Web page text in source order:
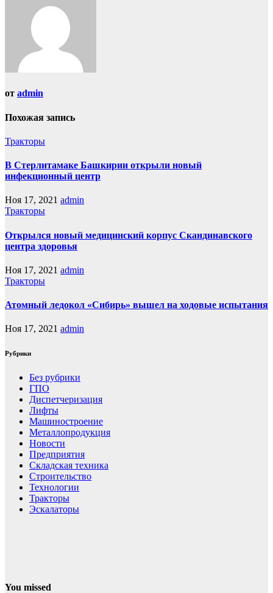
от admin
Похожая запись
Тракторы
В Стерлитамаке Башкирии открыли новый
инфекционный центр
Ноя 17, 2021 admin
Тракторы
Открылся новый медицинский корпус Скандинавского
центра здоровья
Ноя 17, 2021 admin
Тракторы
Атомный ледокол «Сибирь» вышел на ходовые испытания
Ноя 17, 2021 admin
Рубрики
Без рубрики
ГПО
Диспетчеризация
Лифты
Машиностроение
Металлопродукция
Новости
Предприятия
Складская техника
Строительство
Технологии
Тракторы
Эскалаторы
You missed